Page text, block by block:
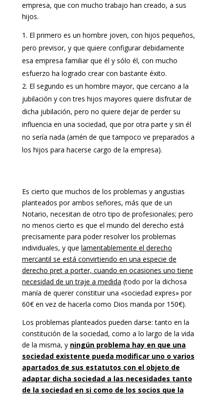
empresa, que con mucho trabajo han creado, a sus
hijos.
El primero es un hombre joven, con hijos pequeños,
pero previsor, y que quiere configurar debidamente
esa empresa familiar que él y sólo él, con mucho
esfuerzo ha logrado crear con bastante éxito.
El segundo es un hombre mayor, que cercano a la
jubilación y con tres hijos mayores quiere disfrutar de
dicha jubilación, pero no quiere dejar de perder su
influencia en una sociedad, que por otra parte y sin él
no sería nada (amén de que tampoco ve preparados a
los hijos para hacerse cargo de la empresa).
Es cierto que muchos de los problemas y angustias
planteados por ambos señores, más que de un
Notario, necesitan de otro tipo de profesionales; pero
no menos cierto es que el mundo del derecho está
precisamente para poder resolver los problemas
individuales, y que lamentablemente el derecho
mercantil se está convirtiendo en una especie de
derecho pret a porter, cuando en ocasiones uno tiene
necesidad de un traje a medida (todo por la dichosa
manía de querer constituir una «sociedad expres» por
60€ en vez de hacerla como Dios manda por 150€).
Los problemas planteados pueden darse: tanto en la
constitución de la sociedad, como a lo largo de la vida
de la misma, y ningún problema hay en que una
sociedad existente pueda modificar uno o varios
apartados de sus estatutos con el objeto de
adaptar dicha sociedad a las necesidades tanto
de la sociedad en si como de los socios que la